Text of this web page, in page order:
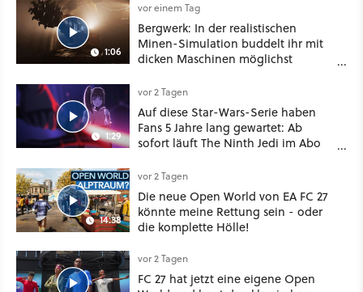
1:06
vor einem Tag
Bergwerk: In der realistischen
Minen-Simulation buddelt ihr mit
dicken Maschinen möglichst
1:29
vor 2 Tagen
Auf diese Star-Wars-Serie haben
Fans 5 Jahre lang gewartet: Ab
sofort läuft The Ninth Jedi im Abo
14:38
vor 2 Tagen
Die neue Open World von EA FC 27
könnte meine Rettung sein - oder
die komplette Hölle!
vor 2 Tagen
FC 27 hat jetzt eine eigene Open